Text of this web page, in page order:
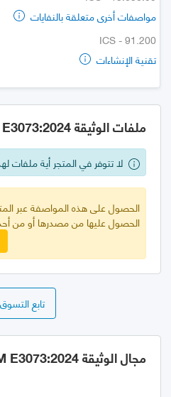
مواصفات أخرى متعلقة بالنفايات
ICS - 91.200
تقنية الإنشاءات
ملفات الوثيقة GSO ASTM E3073:2024
لا تتوفر في المتجر أية ملفات
الحصول على هذه المواصفة عبر
الحصول عليها من مصدرها أو من أحد
تابع
مجال الوثيقة GSO ASTM E3073:2024